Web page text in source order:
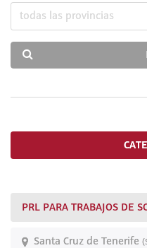
PRL PARA TRABAJOS DE
Santa Cruz de Tenerife